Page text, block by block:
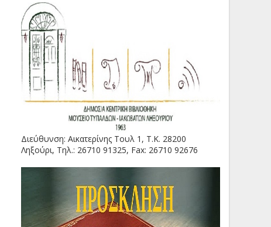
Διεύθυνση: Αικατερίνης Τουλ 1, Τ.Κ. 28200
Ληξούρι, Τηλ.: 26710 91325, Fax: 26710 92676